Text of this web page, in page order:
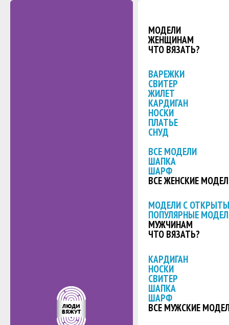
МОДЕЛИ
ЖЕНЩИНАМ
ЧТО ВЯЗАТЬ?
ВАРЕЖКИ
СВИТЕР
ЖИЛЕТ
КАРДИГАН
НОСКИ
ПЛАТЬЕ
СНУД
ВСЕ МОДЕЛИ
ШАПКА
ШАРФ
ВСЕ ЖЕНСКИЕ
МОДЕЛИ С
ПОПУЛЯРНЫЕ
МУЖЧИНАМ
ЧТО ВЯЗАТЬ?
КАРДИГАН
НОСКИ
СВИТЕР
ШАПКА
ШАРФ
ВСЕ МУЖСКИЕ